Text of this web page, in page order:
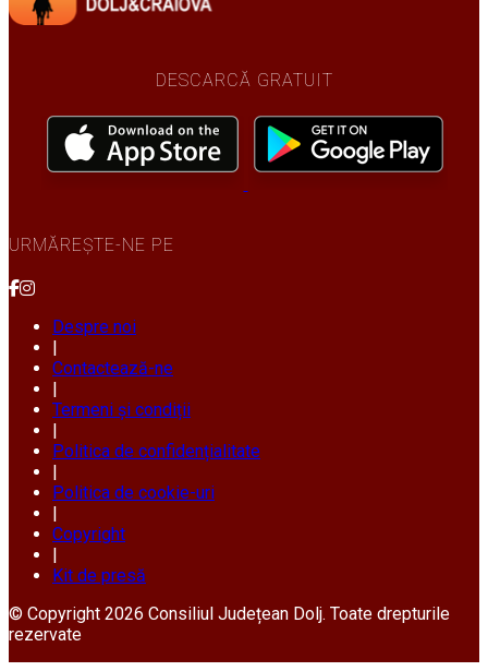
DESCARCĂ GRATUIT
URMĂREȘTE-NE PE
Despre noi
|
Contactează-ne
|
Termeni și condiții
|
Politica de confidențialitate
|
Politica de cookie-uri
|
Copyright
|
Kit de presă
© Copyright 2026 Consiliul Județean Dolj. Toate drepturile
rezervate